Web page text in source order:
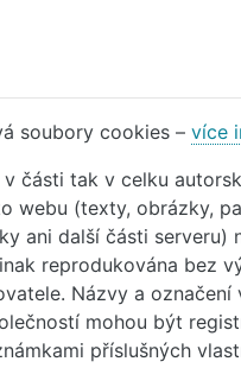
soubory cookies – více
části tak v celku
webu (texty, obrázky,
ani další části serveru)
reprodukována bez
Názvy a označení
mohou být
příslušných